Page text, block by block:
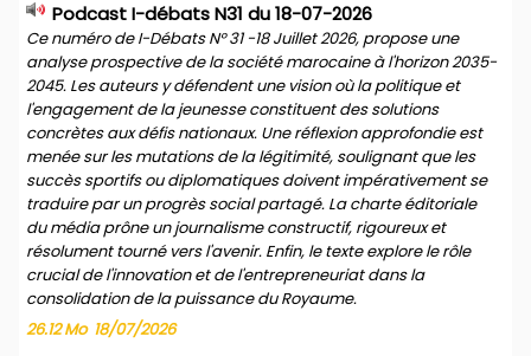
Podcast I-débats N31 du 18-07-2026
Ce numéro de I-Débats N° 31 -18 Juillet 2026, propose une
analyse prospective de la société marocaine à l'horizon 2035-
2045. Les auteurs y défendent une vision où la politique et
l'engagement de la jeunesse constituent des solutions
concrètes aux défis nationaux. Une réflexion approfondie est
menée sur les mutations de la légitimité, soulignant que les
succès sportifs ou diplomatiques doivent impérativement se
traduire par un progrès social partagé. La charte éditoriale
du média prône un journalisme constructif, rigoureux et
résolument tourné vers l'avenir. Enfin, le texte explore le rôle
crucial de l'innovation et de l'entrepreneuriat dans la
consolidation de la puissance du Royaume.
26.12 Mo 18/07/2026